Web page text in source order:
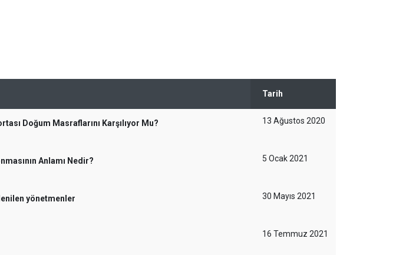
Tarih
Doğum Masraflarını Karşılıyor Mu?
13 Ağustos 2020
Anlamı Nedir?
5 Ocak 2021
yönetmenler
30 Mayıs 2021
16 Temmuz 2021